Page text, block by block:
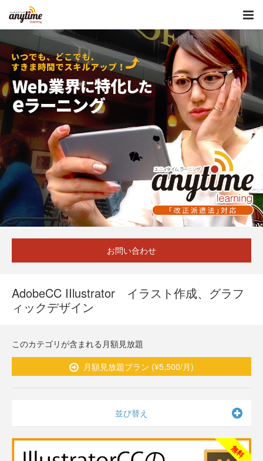
お問い合わせ
AdobeCC IIlustrator イラスト作成、グラフ
ィックデザイン
このカテゴリが含まれる月額見放題
月額見放題プラン (¥5,500/月)
並び替え
無料